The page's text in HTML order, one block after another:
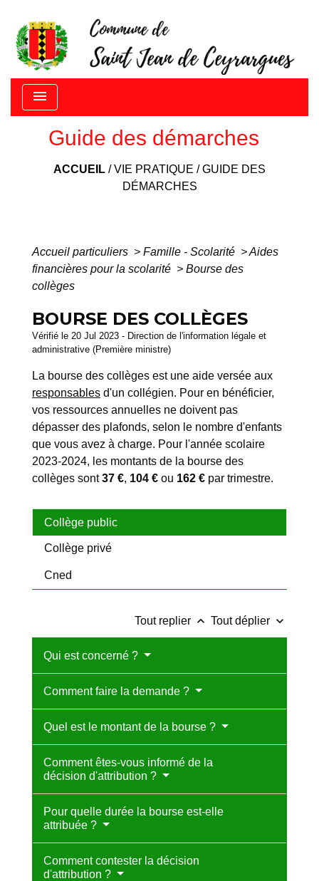
menu
Guide des démarches
ACCUEIL /VIE PRATIQUE /GUIDE DES
DÉMARCHES
Accueil particuliers > Famille - Scolarité >Aides
financières pour la scolarité > Bourse des
collèges
BOURSE DES COLLÈGES
Vérifié le 20 Jul 2023 - Direction de l'information légale et
administrative (Première ministre)
La bourse des collèges est une aide versée aux
responsables d'un collégien. Pour en bénéficier,
vos ressources annuelles ne doivent pas
dépasser des plafonds, selon le nombre d'enfants
que vous avez à charge. Pour l'année scolaire
2023-2024, les montants de la bourse des
collèges sont37 €, 104 € ou 162 € par trimestre.
Collège public
Collège privé
Cned
Tout replier keyboard_arrow_up Tout déplier keyboard_arrow_down
Qui est concerné ?
Comment faire la demande ?
Quel est le montant de la bourse ?
Comment êtes-vous informé de la
décision d'attribution ?
Pour quelle durée la bourse est-elle
attribuée ?
Comment contester la décision
d'attribution ?